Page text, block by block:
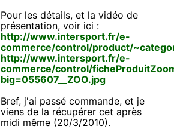
Pour les détails, et la vidéo de
présentation, voir ici :
http://www.intersport.fr/e-
commerce/control/product/
http://www.intersport.fr/e-
commerce/control/
big=055607__ZOO.jpg
Bref, j'ai passé commande, et je
viens de la récupérer cet après
midi même (20/3/2010).